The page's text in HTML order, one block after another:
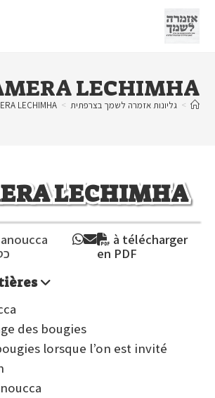
content
LECHIMHA
> גליונות אזמרה לשמך בצרפתית >
LECHIMHA
LECHIMHA
à télécharger
en PDF
des bougies
lorsque l’on est invité